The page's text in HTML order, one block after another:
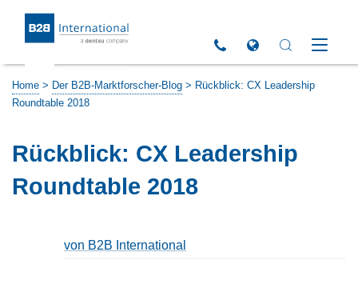
Click to call us
Home > Der B2B-Marktforscher-Blog > Rückblick: CX Leadership
Roundtable 2018
Rückblick: CX Leadership
Roundtable 2018
von B2B International